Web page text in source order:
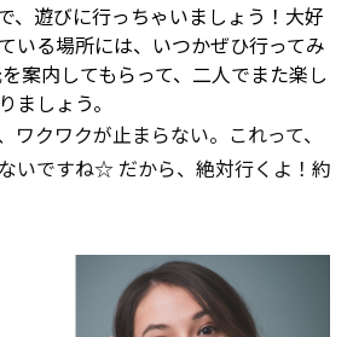
、遊びに行っちゃいましょう！大好
いる場所には、いつかぜひ行ってみ
案内してもらって、二人でまた楽し
ましょう。
ワクワクが止まらない。これって、
いですね☆ だから、絶対行くよ！約